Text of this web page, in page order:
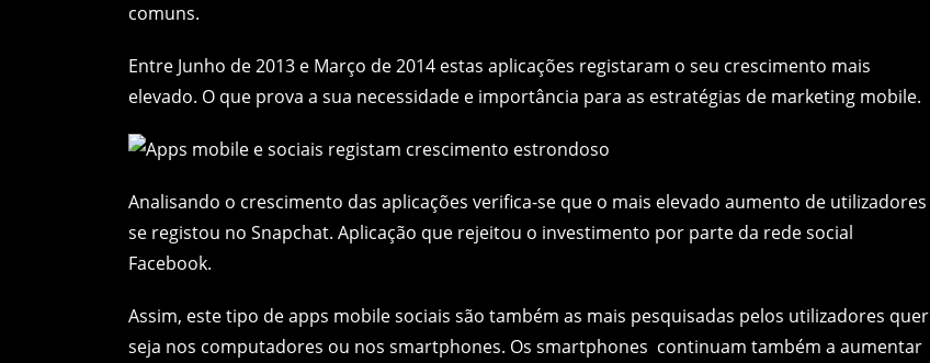
comuns.
Entre Junho de 2013 e Março de 2014 estas aplicações registaram o seu crescimento mais
elevado. O que prova a sua necessidade e importância para as estratégias de marketing mobile.
Analisando o crescimento das aplicações verifica-se que o mais elevado aumento de utilizadores
se registou no Snapchat. Aplicação que rejeitou o investimento por parte da rede social
Facebook.
Assim, este tipo de apps mobile sociais são também as mais pesquisadas pelos utilizadores quer
seja nos computadores ou nos smartphones. Os smartphones continuam também a aumentar